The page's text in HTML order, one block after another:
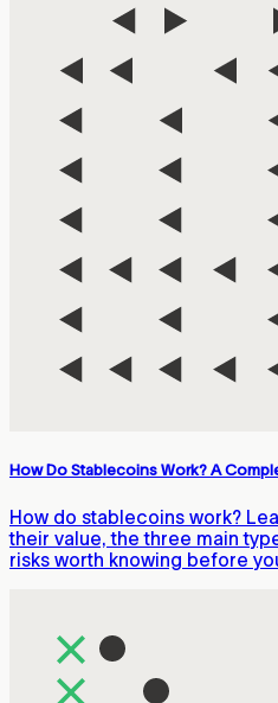
How Do Stablecoins Work? A
How do stablecoins work?
their value, the three main
risks worth knowing before